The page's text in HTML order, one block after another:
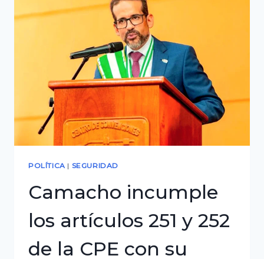
apunta
frenos
que
POLÍTICA | SEGURIDAD
Camacho incumple
los artículos 251 y 252
de la CPE con su